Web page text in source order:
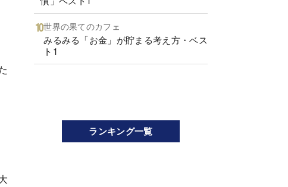
世界の果てのカフェ
みるみる「お金」が貯まる考え方・ベス
ト1
ランキング一覧